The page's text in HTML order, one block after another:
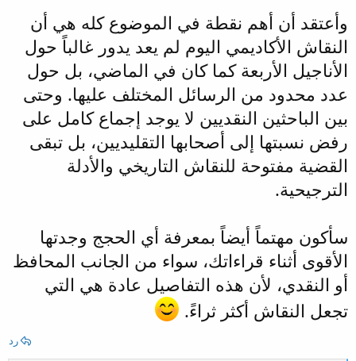
وأعتقد أن أهم نقطة في الموضوع كله هي أن
النقاش الأكاديمي اليوم لم يعد يدور غالباً حول
الأناجيل الأربعة كما كان في الماضي، بل حول
عدد محدود من الرسائل المختلف عليها. وحتى
بين الباحثين النقديين لا يوجد إجماع كامل على
رفض نسبتها إلى أصحابها التقليديين، بل تبقى
القضية مفتوحة للنقاش التاريخي والأدلة
الترجيحية.
سأكون مهتماً أيضاً بمعرفة أي الحجج وجدتها
الأقوى أثناء قراءاتك، سواء من الجانب المحافظ
أو النقدي، لأن هذه التفاصيل عادة هي التي
تجعل النقاش أكثر ثراءً.
رد